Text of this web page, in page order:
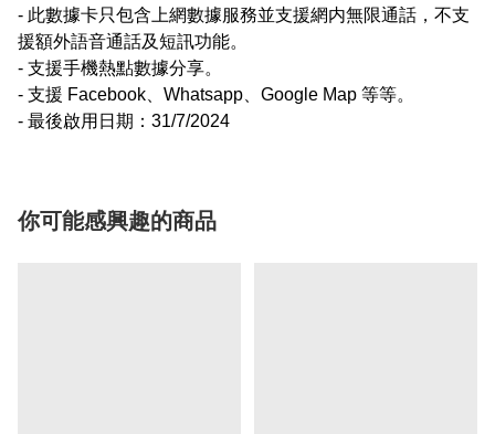
- 此數據卡只包含上網數據服務並支援網内無限通話，不支
援額外語音通話及短訊功能。
- 支援手機熱點數據分享。
- 支援 Facebook、Whatsapp、Google Map 等等。
- 最後啟用日期：31/7/2024
你可能感興趣的商品